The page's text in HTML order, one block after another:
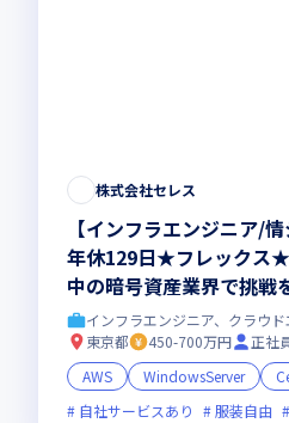
株式会社セレス
【インフラエンジニア/
年休129日★フレックス
中の暗号資産業界で挑戦
インフラエンジニア、クラウ
東京都
450-700万円
正社
AWS
WindowsServer
自社サービスあり
服装自由